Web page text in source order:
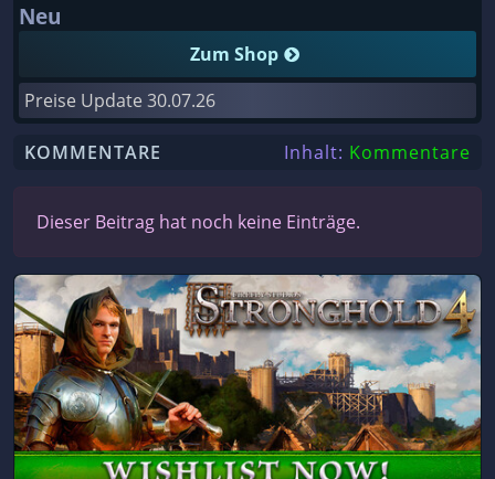
Neu
Zum Shop
Preise Update 30.07.26
KOMMENTARE Inhalt: Kommentare
Dieser Beitrag hat noch keine Einträge.